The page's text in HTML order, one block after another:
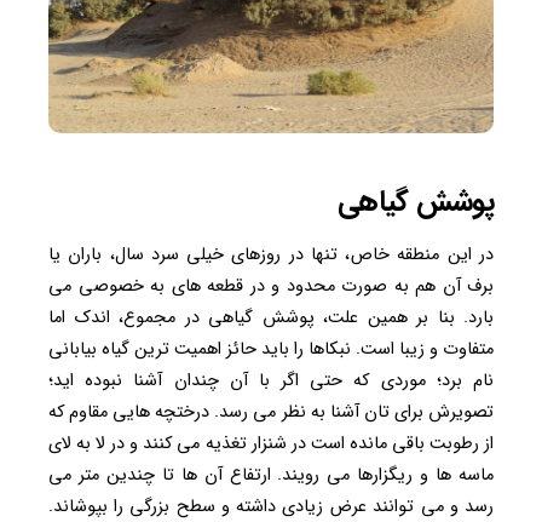
پوشش گیاهی
در این منطقه خاص، تنها در روزهای خیلی سرد سال، باران یا
برف آن هم به صورت محدود و در قطعه های به خصوصی می
بارد. بنا بر همین علت، پوشش گیاهی در مجموع، اندک اما
متفاوت و زیبا است. نبکاها را باید حائز اهمیت ترین گیاه بیابانی
نام برد؛ موردی که حتی اگر با آن چندان آشنا نبوده اید؛
تصویرش برای تان آشنا به نظر می رسد. درختچه هایی مقاوم که
از رطوبت باقی مانده است در شنزار تغذیه می کنند و در لا به لای
ماسه ها و ریگزارها می رویند. ارتفاع آن ها تا چندین متر می
رسد و می توانند عرض زیادی داشته و سطح بزرگی را بپوشاند.